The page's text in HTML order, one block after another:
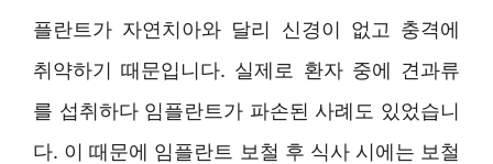
플란트가 자연치아와 달리 신경이 없고 충격에
취약하기 때문입니다. 실제로 환자 중에 견과류
를 섭취하다 임플란트가 파손된 사례도 있었습니
다. 이 때문에 임플란트 보철 후 식사 시에는 보철